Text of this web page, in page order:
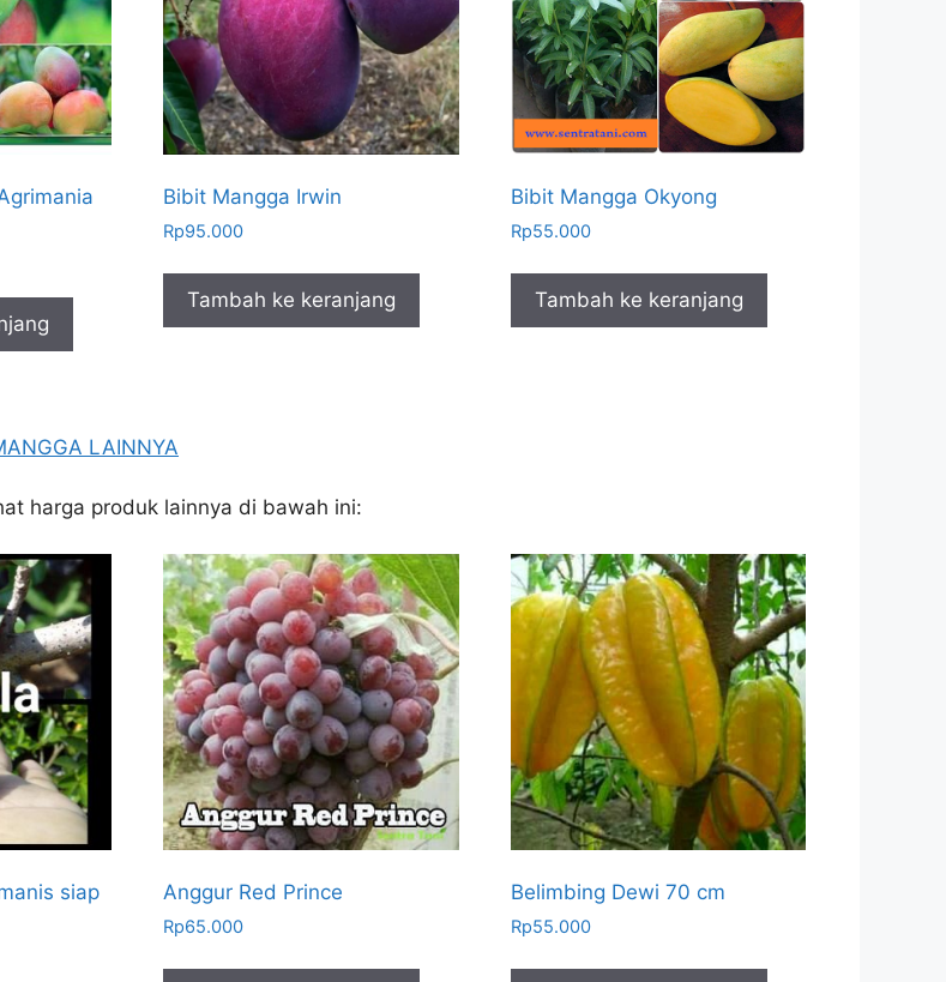
Bibit Mangga Irwin
Rp95.000
Tambah ke keranjang
Bibit Mangga Okyong
Rp55.000
Tambah ke keranjang
LAINNYA
harga produk lainnya di bawah ini:
siap
Anggur Red Prince
Rp65.000
Belimbing Dewi 70 cm
Rp55.000